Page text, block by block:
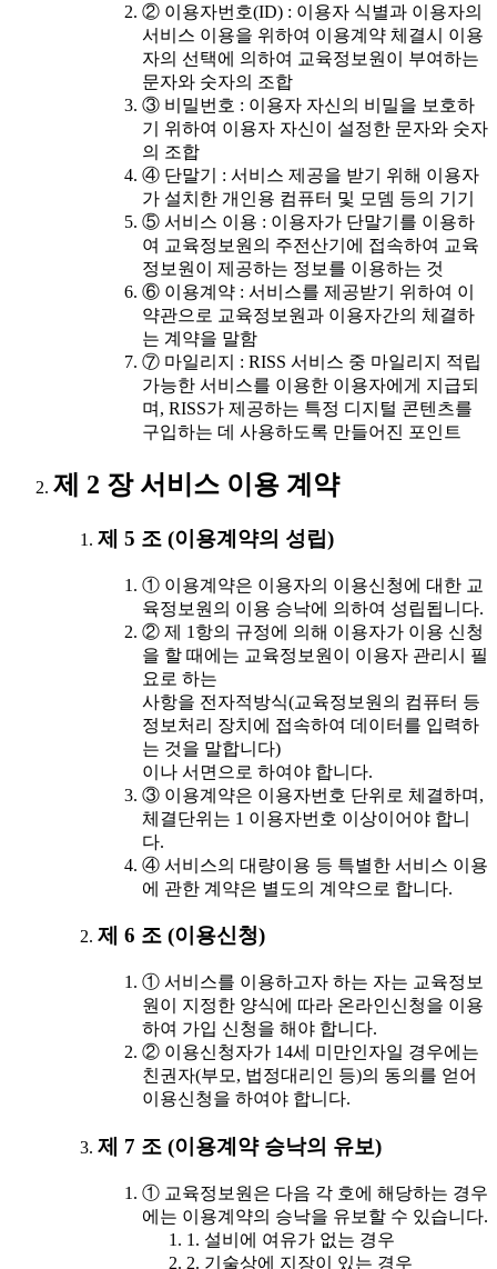
② 이용자번호(ID) : 이용자 식별과 이용자의
서비스 이용을 위하여 이용계약 체결시 이용
자의 선택에 의하여 교육정보원이 부여하는
문자와 숫자의 조합
③ 비밀번호 : 이용자 자신의 비밀을 보호하
기 위하여 이용자 자신이 설정한 문자와 숫자
의 조합
④ 단말기 : 서비스 제공을 받기 위해 이용자
가 설치한 개인용 컴퓨터 및 모뎀 등의 기기
⑤ 서비스 이용 : 이용자가 단말기를 이용하
여 교육정보원의 주전산기에 접속하여 교육
정보원이 제공하는 정보를 이용하는 것
⑥ 이용계약 : 서비스를 제공받기 위하여 이
약관으로 교육정보원과 이용자간의 체결하
는 계약을 말함
⑦ 마일리지 : RISS 서비스 중 마일리지 적립
가능한 서비스를 이용한 이용자에게 지급되
며, RISS가 제공하는 특정 디지털 콘텐츠를
구입하는 데 사용하도록 만들어진 포인트
제 2 장 서비스 이용 계약
제 5 조 (이용계약의 성립)
① 이용계약은 이용자의 이용신청에 대한 교
육정보원의 이용 승낙에 의하여 성립됩니다.
② 제 1항의 규정에 의해 이용자가 이용 신청
을 할 때에는 교육정보원이 이용자 관리시 필
요로 하는
사항을 전자적방식(교육정보원의 컴퓨터 등
정보처리 장치에 접속하여 데이터를 입력하
는 것을 말합니다)
이나 서면으로 하여야 합니다.
③ 이용계약은 이용자번호 단위로 체결하며,
체결단위는 1 이용자번호 이상이어야 합니
다.
④ 서비스의 대량이용 등 특별한 서비스 이용
에 관한 계약은 별도의 계약으로 합니다.
제 6 조 (이용신청)
① 서비스를 이용하고자 하는 자는 교육정보
원이 지정한 양식에 따라 온라인신청을 이용
하여 가입 신청을 해야 합니다.
② 이용신청자가 14세 미만인자일 경우에는
친권자(부모, 법정대리인 등)의 동의를 얻어
이용신청을 하여야 합니다.
제 7 조 (이용계약 승낙의 유보)
① 교육정보원은 다음 각 호에 해당하는 경우
에는 이용계약의 승낙을 유보할 수 있습니다.
1. 설비에 여유가 없는 경우
2. 기술상에 지장이 있는 경우